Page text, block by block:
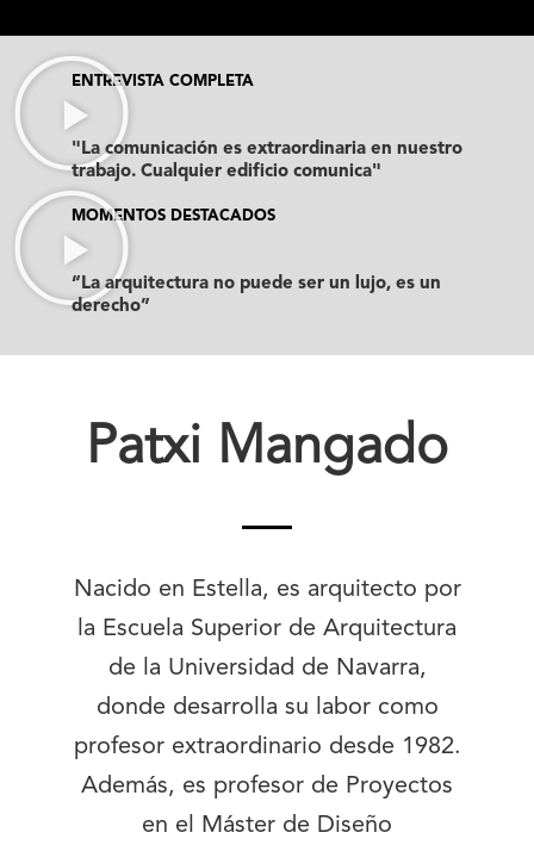
ENTREVISTA COMPLETA
"La comunicación es extraordinaria en nuestro
trabajo. Cualquier edificio comunica"
MOMENTOS DESTACADOS
“La arquitectura no puede ser un lujo, es un
derecho”
Patxi Mangado
Nacido en Estella, es arquitecto por
la Escuela Superior de Arquitectura
de la Universidad de Navarra,
donde desarrolla su labor como
profesor extraordinario desde 1982.
Además, es profesor de Proyectos
en el Máster de Diseño